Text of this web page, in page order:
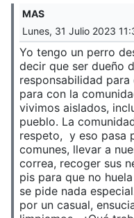
MAS
Lunes, 31 Julio 2023
Yo tengo un perro
decir que ser dueño
responsabilidad
para con la
vivimos aislados,
pueblo. La
respeto, y eso pasa
comunes, llevar a
correa, recoger sus
pis para que no
se pide nada
por un casual,